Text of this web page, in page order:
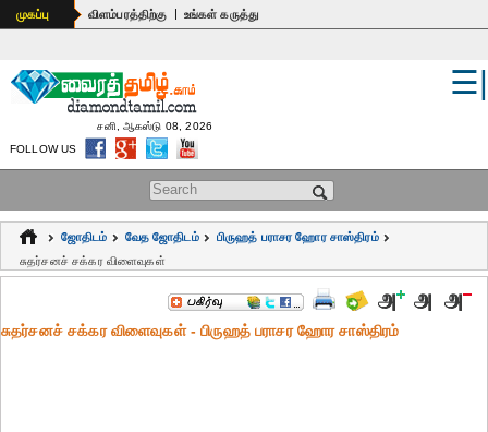
உலகம்
பொதுஅறிவு
கல்வி
ஆன்மிகம்
முகப்பு விளம்பரத்திற்கு | உங்கள் கருத்து
Search form
☰|
சனி, ஆகஸ்டு 08, 2026
FOLLOW US
ஜோதிடம் வேத ஜோதிடம்
பிருஹத் பராசர ஹோர சாஸ்திரம்
சுதர்சனச் சக்கர விளைவுகள்
சுதர்சனச் சக்கர விளைவுகள் - பிருஹத் பராசர ஹோர சாஸ்திரம்